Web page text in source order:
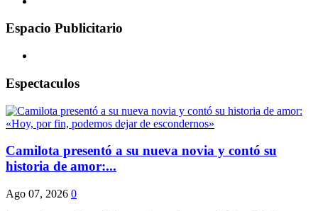
Espacio Publicitario
Espectaculos
Camilota presentó a su nueva novia y contó su
historia de amor:...
Ago 07, 2026 0